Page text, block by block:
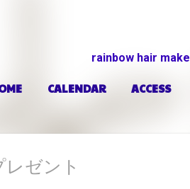
rainbow hair make
CALENDAR ACCESS
ゼント